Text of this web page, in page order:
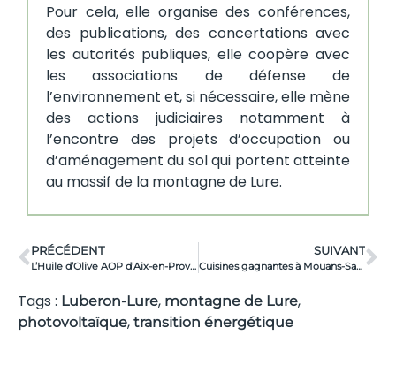
Pour cela, elle organise des conférences,
des publications, des concertations avec
les autorités publiques, elle coopère avec
les associations de défense de
l’environnement et, si nécessaire, elle mène
des actions judiciaires notamment à
l’encontre des projets d’occupation ou
d’aménagement du sol qui portent atteinte
au massif de la montagne de Lure.
PRÉCÉDENT
L’Huile d’Olive AOP d’Aix-en-Provence, valoriser pour protéger !
SUIVANT
Cuisines gagnantes à Mouans-Sartoux
Tags : Luberon-Lure, montagne de Lure,
photovoltaïque, transition énergétique